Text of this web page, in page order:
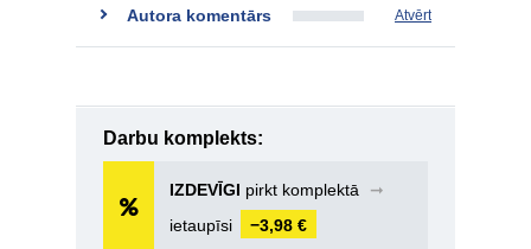
Autora komentārs Atvērt
Darbu komplekts:
IZDEVĪGI pirkt komplektā
➞
ietaupīsi
−3,98 €